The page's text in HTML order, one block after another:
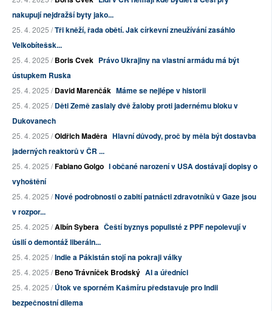
nakupují nejdražší byty jako...
25. 4. 2025 /Tři kněží, řada obětí. Jak církevní zneužívání zasáhlo
Velkobítešsk...
25. 4. 2025 /Boris Cvek Právo Ukrajiny na vlastní armádu má být
ústupkem Ruska
25. 4. 2025 /David Marenčák Máme se nejlépe v historii
25. 4. 2025 /Děti Země zaslaly dvě žaloby proti jadernému bloku v
Dukovanech
25. 4. 2025 /Oldřich Maděra Hlavní důvody, proč by měla být dostavba
jaderných reaktorů v ČR ...
25. 4. 2025 /Fabiano Golgo I občané narození v USA dostávají dopisy o
vyhoštění
25. 4. 2025 /Nové podrobnosti o zabití patnácti zdravotníků v Gaze jsou
v rozpor...
25. 4. 2025 /Albín Sybera Čeští byznys populisté z PPF nepolevují v
úsilí o demontáž liberáln...
25. 4. 2025 /Indie a Pákistán stojí na pokraji války
25. 4. 2025 /Beno Trávníček Brodský AI a úředníci
25. 4. 2025 /Útok ve sporném Kašmíru představuje pro Indii
bezpečnostní dilema